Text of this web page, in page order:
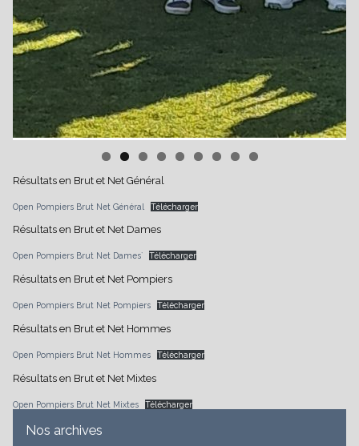
Résultats en Brut et Net Général
Open Pompiers Brut Net Général Télécharger
Résultats en Brut et Net Dames
Open Pompiers Brut Net Dames` Télécharger
Résultats en Brut et Net Pompiers
Open Pompiers Brut Net Pompiers Télécharger
Résultats en Brut et Net Hommes
Open Pompiers Brut Net Hommes Télécharger
Résultats en Brut et Net Mixtes
Open Pompiers Brut Net Mixtes Télécharger
Nos archives